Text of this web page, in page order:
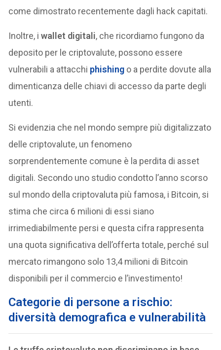
come dimostrato recentemente dagli hack capitati.
Inoltre, iwallet digitali, che ricordiamo fungono da
deposito per le criptovalute, possono essere
vulnerabili a attacchi phishing o a perdite dovute alla
dimenticanza delle chiavi di accesso da parte degli
utenti.
Si evidenzia che nel mondo sempre più digitalizzato
delle criptovalute, un fenomeno
sorprendentemente comune è la perdita di asset
digitali. Secondo uno studio condotto l’anno scorso
sul mondo della criptovaluta più famosa, i Bitcoin, si
stima che circa 6 milioni di essi siano
irrimediabilmente persi e questa cifra rappresenta
una quota significativa dell’offerta totale, perché sul
mercato rimangono solo 13,4 milioni di Bitcoin
disponibili per il commercio e l’investimento!
Categorie di persone a rischio:
diversità demografica e vulnerabilità